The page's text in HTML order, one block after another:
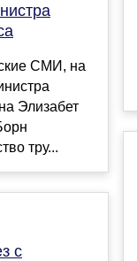
СМИ, на
Элизабет
тру...
с